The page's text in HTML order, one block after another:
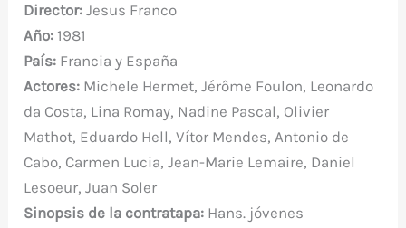
Director:Jesus Franco
Año: 1981
País: Francia y España
Actores: Michele Hermet, Jérôme Foulon, Leonardo
da Costa, Lina Romay, Nadine Pascal, Olivier
Mathot, Eduardo Hell, Vítor Mendes, Antonio de
Cabo, Carmen Lucia, Jean-Marie Lemaire, Daniel
Lesoeur, Juan Soler
Sinopsis de la contratapa: Hans. jóvenes